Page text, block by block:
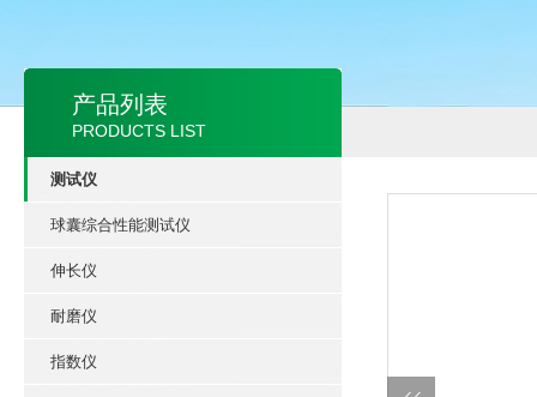
产品列表
PRODUCTS LIST
测试仪
球囊综合性能测试仪
伸长仪
耐磨仪
指数仪